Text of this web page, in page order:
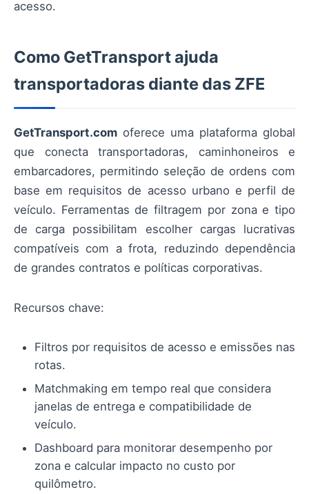
acesso.
Como GetTransport ajuda
transportadoras diante das ZFE
GetTransport.com oferece uma plataforma global
que conecta transportadoras, caminhoneiros e
embarcadores, permitindo seleção de ordens com
base em requisitos de acesso urbano e perfil de
veículo. Ferramentas de filtragem por zona e tipo
de carga possibilitam escolher cargas lucrativas
compatíveis com a frota, reduzindo dependência
de grandes contratos e políticas corporativas.
Recursos chave:
Filtros por requisitos de acesso e emissões nas
rotas.
Matchmaking em tempo real que considera
janelas de entrega e compatibilidade de
veículo.
Dashboard para monitorar desempenho por
zona e calcular impacto no custo por
quilômetro.